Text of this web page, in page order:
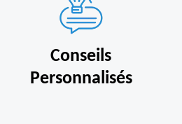
Conseils
Personnalisés